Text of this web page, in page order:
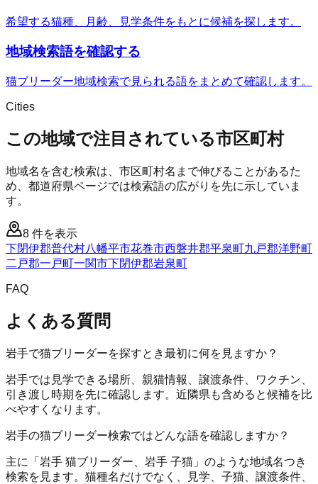
希望する猫種、月齢、見学条件をもとに候補を探します。
地域検索語を確認する
猫ブリーダー地域検索で見られる語をまとめて確認します。
Cities
この地域で注目されている市区町村
地域名を含む検索は、市区町村名まで伸びることがあるた
め、都道府県ページでは検索語の広がりを先に示していま
す。
8 件を表示
下閉伊郡普代村八幡平市花巻市西磐井郡平泉町九戸郡洋野町
二戸郡一戸町一関市下閉伊郡岩泉町
FAQ
よくある質問
岩手で猫ブリーダーを探すとき最初に何を見ますか？
岩手では見学できる場所、親猫情報、譲渡条件、ワクチン、
引き渡し時期を先に確認します。近隣県も含めると候補を比
べやすくなります。
岩手の猫ブリーダー検索ではどんな語を確認しますか？
主に「岩手 猫ブリーダー、岩手 子猫」のような地域名つき
検索を見ます。猫種名だけでなく、見学、子猫、譲渡条件、